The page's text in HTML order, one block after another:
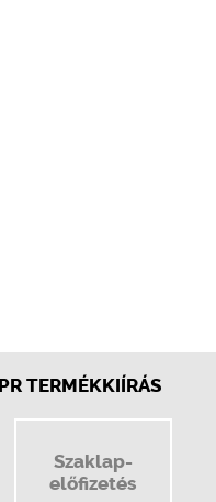
TERMÉKKIÍRÁS
Szaklap-
előfizetés